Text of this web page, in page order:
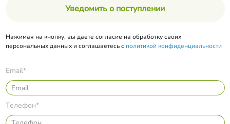
Уведомить о поступлении
Нажимая на кнопку, вы даете согласие на обработку своих
персональных данных и соглашаетесь с политикой конфиденциальности
Email*
Телефон*